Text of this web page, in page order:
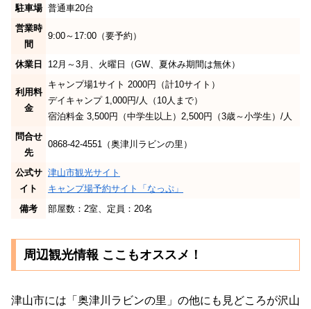
駐車場 普通車20台
営業時
間
9:00～17:00（要予約）
休業日 12月～3月、火曜日（GW、夏休み期間は無休）
利用料
金
キャンプ場1サイト 2000円（計10サイト）
デイキャンプ 1,000円/人（10人まで）
宿泊料金 3,500円（中学生以上）2,500円（3歳～小学生）/人
問合せ
先
0868-42-4551（奥津川ラビンの里）
公式サ
イト
津山市観光サイト
キャンプ場予約サイト「なっぷ」
備考
部屋数：2室、定員：20名
周辺観光情報 ここもオススメ！
津山市には「奥津川ラビンの里」の他にも見どころが沢山